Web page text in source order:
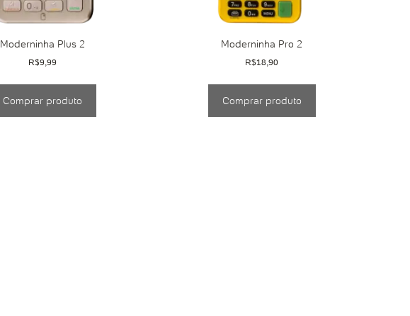
Moderninha Plus 2
R$9,99
Comprar produto
Moderninha Pro 2
R$18,90
Comprar produto